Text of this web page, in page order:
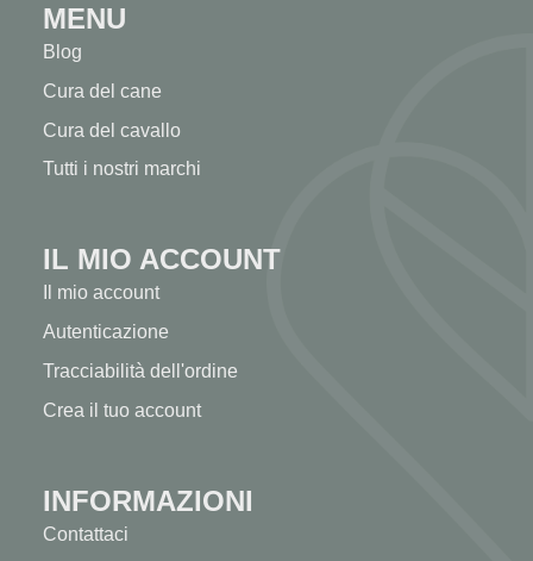
MENU
Blog
Cura del cane
Cura del cavallo
Tutti i nostri marchi
IL MIO ACCOUNT
Il mio account
Autenticazione
Tracciabilità dell'ordine
Crea il tuo account
INFORMAZIONI
Contattaci